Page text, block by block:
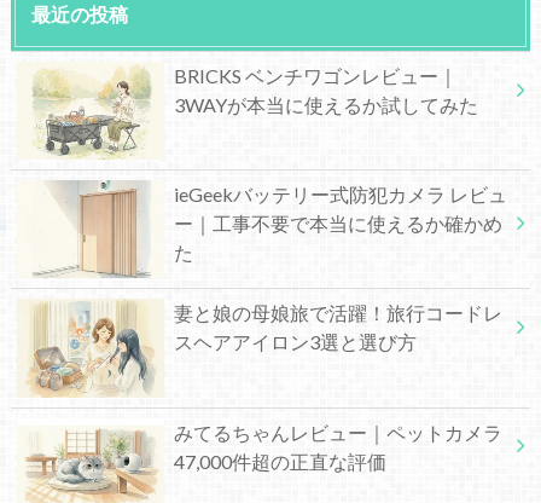
最近の投稿
BRICKS ベンチワゴンレビュー｜
3WAYが本当に使えるか試してみた
ieGeekバッテリー式防犯カメラ レビュ
ー｜工事不要で本当に使えるか確かめ
た
妻と娘の母娘旅で活躍！旅行コードレ
スヘアアイロン3選と選び方
みてるちゃんレビュー｜ペットカメラ
47,000件超の正直な評価